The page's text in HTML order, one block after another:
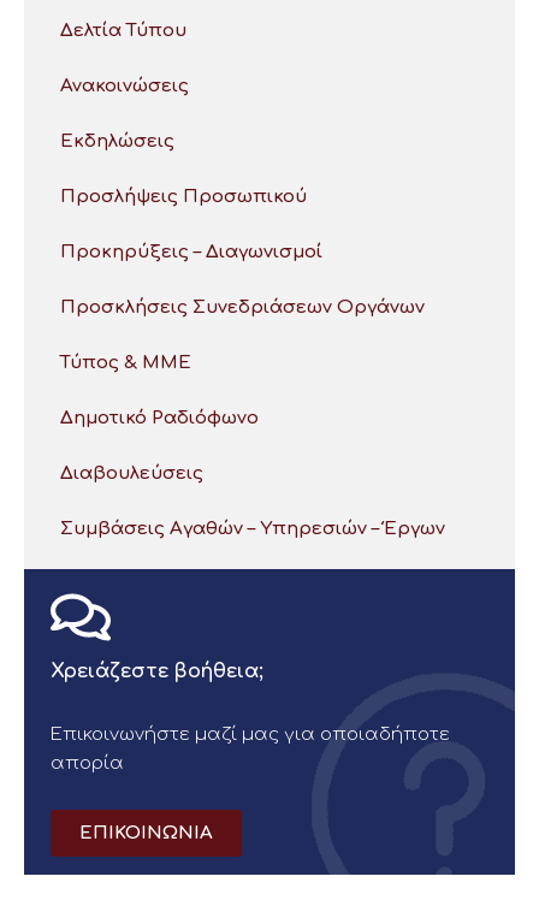
Δελτία Τύπου
Ανακοινώσεις
Εκδηλώσεις
Προσλήψεις Προσωπικού
Προκηρύξεις – Διαγωνισμοί
Προσκλήσεις Συνεδριάσεων Οργάνων
Τύπος & ΜΜΕ
Δημοτικό Ραδιόφωνο
Διαβουλεύσεις
Συμβάσεις Αγαθών – Υπηρεσιών – Έργων
Χρειάζεστε βοήθεια;
Επικοινωνήστε μαζί μας για οποιαδήποτε
απορία
ΕΠΙΚΟΙΝΩΝΙΑ